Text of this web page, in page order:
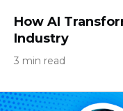
How AI
Industry
3 min read